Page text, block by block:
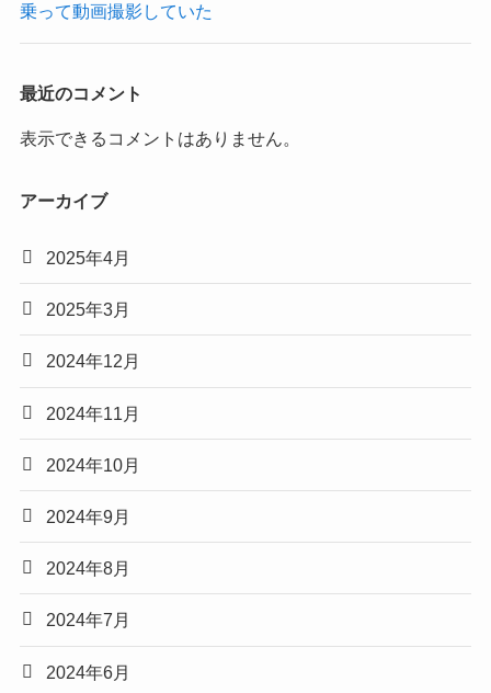
乗って動画撮影していた
最近のコメント
表示できるコメントはありません。
アーカイブ
2025年4月
2025年3月
2024年12月
2024年11月
2024年10月
2024年9月
2024年8月
2024年7月
2024年6月